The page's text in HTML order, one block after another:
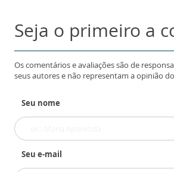
Seja o primeiro a
Os comentários e avaliações são de
seus autores e não representam a opinião
Seu nome
Seu e-mail